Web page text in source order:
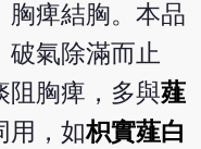
胸痺結胸。本品
破氣除滿而止
阻胸痺，多與薤
用，如枳實薤白